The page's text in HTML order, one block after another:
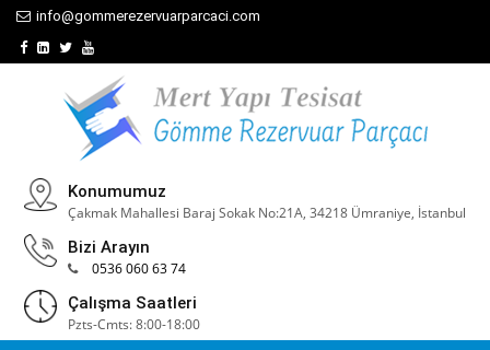
info@gommerezervuarparcaci.com
Konumumuz
Çakmak Mahallesi Baraj Sokak No:21A, 34218 Ümraniye, İstanbul
Bizi Arayın
0536 060 63 74
Çalışma Saatleri
Pzts-Cmts: 8:00-18:00